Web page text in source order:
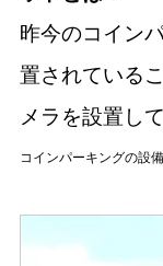
コインパーキングの設備
昨今のコイン
置されている
メラを設置し
キング経営は
めていま...